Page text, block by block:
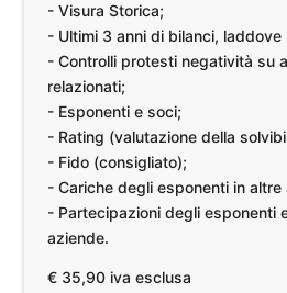
- Visura Storica;
- Ultimi 3 anni di bilanci, laddove
- Controlli protesti negatività su
relazionati;
- Esponenti e soci;
- Rating (valutazione della
- Fido (consigliato);
- Cariche degli esponenti in altre
- Partecipazioni degli esponenti
aziende.
€ 35,90 iva esclusa